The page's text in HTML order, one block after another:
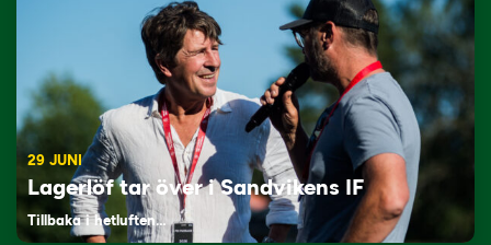
29 JUNI
Lagerlöf tar över i Sandvikens IF
Tillbaka i hetluften…